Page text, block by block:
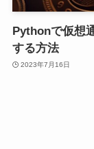
Pythonで仮想
する方法
2023年7月16日